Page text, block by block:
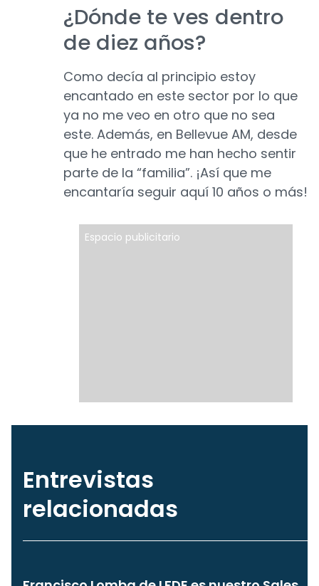
¿Dónde te ves dentro
de diez años?
Como decía al principio estoy
encantado en este sector por lo que
ya no me veo en otro que no sea
este. Además, en Bellevue AM, desde
que he entrado me han hecho sentir
parte de la “familia”. ¡Así que me
encantaría seguir aquí 10 años o más!
Espacio publicitario
Entrevistas
relacionadas